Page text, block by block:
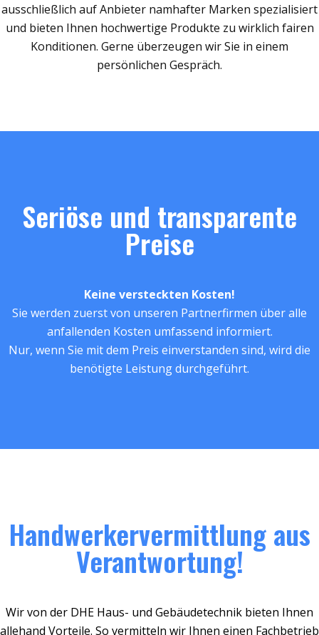
ausschließlich auf Anbieter namhafter Marken spezialisiert
und bieten Ihnen hochwertige Produkte zu wirklich fairen
Konditionen. Gerne überzeugen wir Sie in einem
persönlichen Gespräch.
Seriöse und transparente
Preise
Keine versteckten Kosten!
Sie werden zuerst von unseren Partnerfirmen über alle
anfallenden Kosten umfassend informiert.
Nur, wenn Sie mit dem Preis einverstanden sind, wird die
benötigte Leistung durchgeführt.
Handwerkervermittlung aus
Verantwortung!
Wir von der DHE Haus- und Gebäudetechnik bieten Ihnen
allehand Vorteile. So vermitteln wir Ihnen einen Fachbetrieb